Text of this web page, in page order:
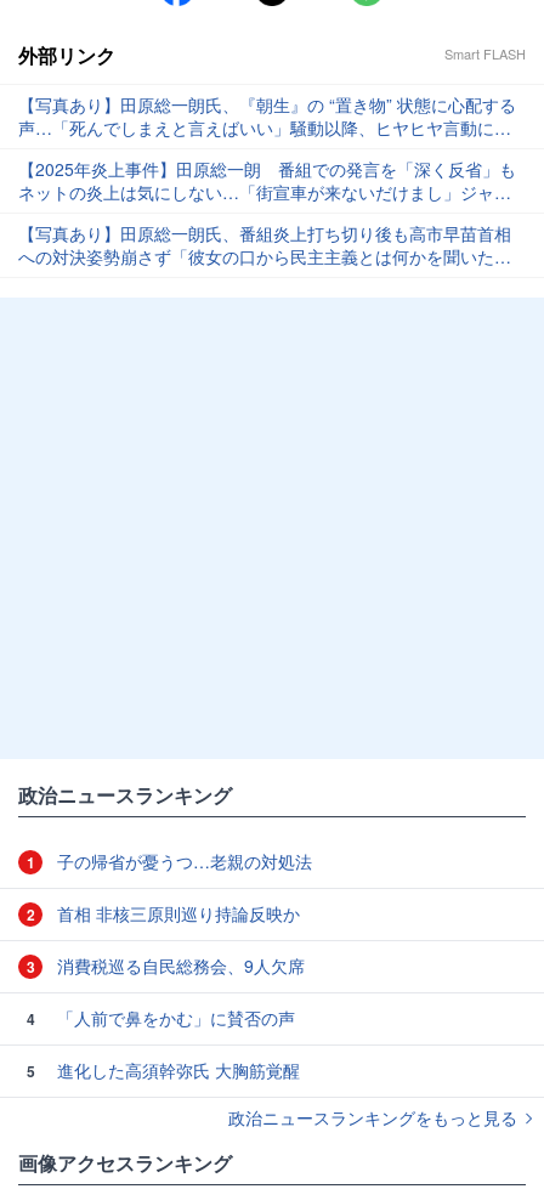
外部リンク Smart FLASH
【写真あり】田原総一朗氏、『朝生』の “置き物” 状態に心配する
声…「死んでしまえと言えばいい」騒動以降、ヒヤヒヤ言動に変
【2025年炎上事件】田原総一朗 番組での発言を「深く反省」も
ネットの炎上は気にしない…「街宣車が来ないだけまし」ジャー
【写真あり】田原総一朗氏、番組炎上打ち切り後も高市早苗首相
への対決姿勢崩さず「彼女の口から民主主義とは何かを聞いたこ
政治ニュースランキング
1 子の帰省が憂うつ…老親の対処法
2 首相 非核三原則巡り持論反映か
3 消費税巡る自民総務会、9人欠席
4 「人前で鼻をかむ」に賛否の声
5
進化した高須幹弥氏 大胸筋覚醒
政治ニュースランキングをもっと見る
画像アクセスランキング